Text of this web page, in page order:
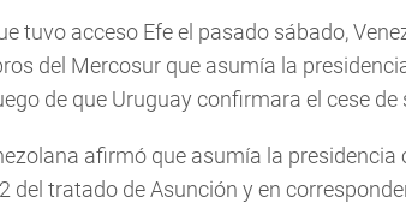
tuvo acceso Efe el pasado sábado,
del Mercosur que asumía la
de que Uruguay confirmara el cese
afirmó que asumía la presidencia
del tratado de Asunción y en